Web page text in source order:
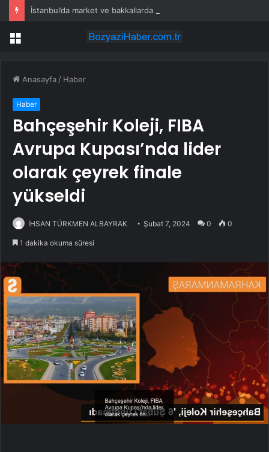
Menü
Anasayfa / Haber
Haber
Bahçeşehir Koleji, FIBA ​​
Avrupa Kupası’nda lider
olarak çeyrek finale
yükseldi
İHSAN TÜRKMEN ALBAYRAK Şubat 7, 2024 0 0
1 dakika okuma süresi